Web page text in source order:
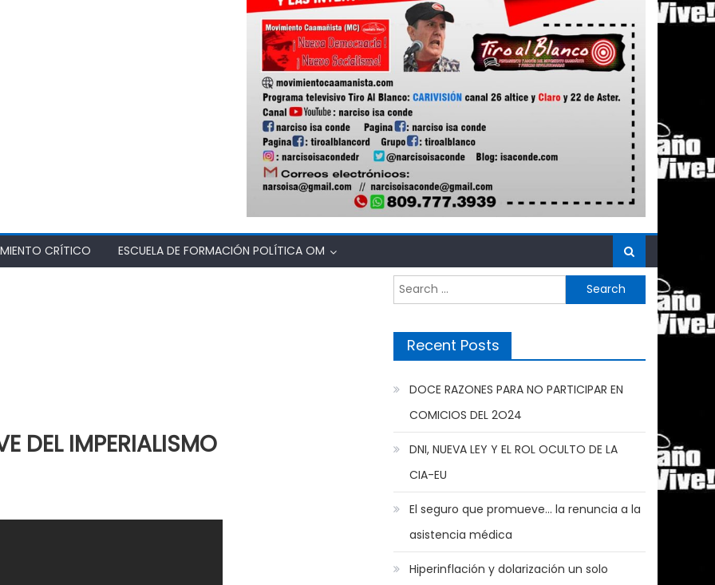
CRÍTICO ESCUELA DE FORMACIÓN POLÍTICA OM
DEL IMPERIALISMO
Search
for:
Recent Posts
DOCE RAZONES PARA NO PARTICIPAR EN
COMICIOS DEL 2O24
DNI, NUEVA LEY Y EL ROL OCULTO DE LA
CIA-EU
El seguro que promueve… la renuncia a la
asistencia médica
Hiperinflación y dolarización un solo